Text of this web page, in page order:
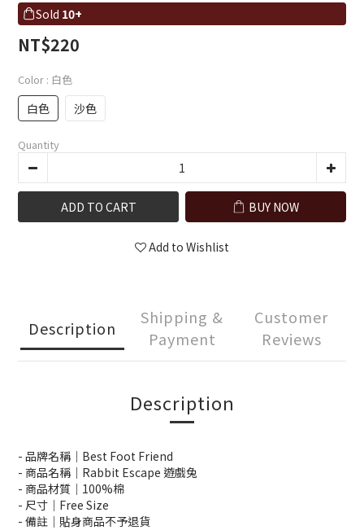
Sold 10+
NT$220
Color : 白色
白色 沙色
Quantity
ADD TO CART BUY NOW
Add to Wishlist
Description
Shipping &
Payment
Customer
Reviews
Description
- 品牌名稱 ｜ Best Foot Friend
- 商品名稱 ｜ Rabbit Escape 遊戲兔
- 商品材質 ｜ 100%棉
- 尺寸 ｜Free Size
- 備註｜ 貼身商品不予退貨